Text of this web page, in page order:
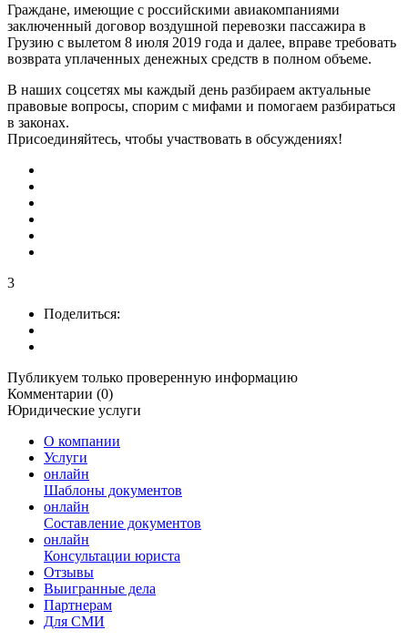
Граждане, имеющие с российскими авиакомпаниями
заключенный договор воздушной перевозки пассажира в
Грузию с вылетом 8 июля 2019 года и далее, вправе требовать
возврата уплаченных денежных средств в полном объеме.
В наших соцсетях мы каждый день разбираем актуальные
правовые вопросы, спорим с мифами и помогаем разбираться
в законах.
Присоединяйтесь, чтобы участвовать в обсуждениях!
3
Поделиться:
Публикуем только проверенную информацию
Комментарии (0)
Юридические услуги
О компании
Услуги
онлайн
Шаблоны документов
онлайн
Составление документов
онлайн
Консультации юриста
Отзывы
Выигранные дела
Партнерам
Для СМИ